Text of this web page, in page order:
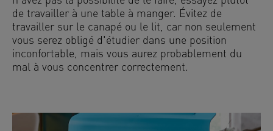
de travailler à une table à manger. Évitez de
travailler sur le canapé ou le lit, car non seulement
vous serez obligé d'étudier dans une position
inconfortable, mais vous aurez probablement du
mal à vous concentrer correctement.